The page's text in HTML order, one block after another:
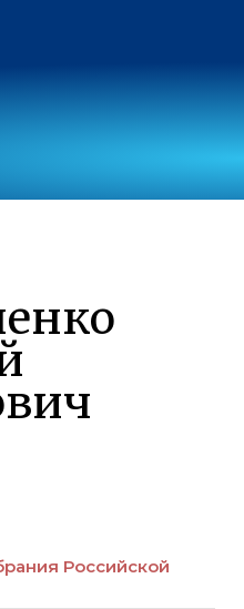
Российской